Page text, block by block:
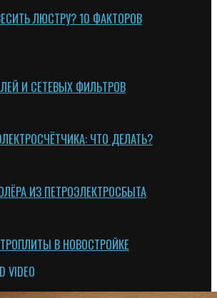
ЛЮСТРУ? 10 ФАКТОРОВ
И СЕТЕВЫХ ФИЛЬТРОВ
ЧТО ДЕЛАТЬ?
ИЗ ПЕТРОЭЛЕКТРОСБЫТА
В НОВОСТРОЙКЕ
VIDEO